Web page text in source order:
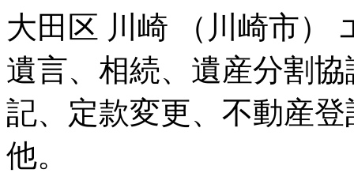
大田区 川崎 （川崎市）
遺言、相続、遺産分割
記、定款変更、不動産
他。